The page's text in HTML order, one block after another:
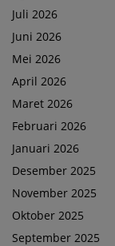
Juli 2026
Juni 2026
Mei 2026
April 2026
Maret 2026
Februari 2026
Januari 2026
Desember 2025
November 2025
Oktober 2025
September 2025